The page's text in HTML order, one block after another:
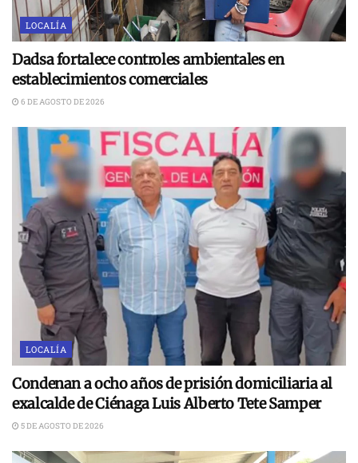
LOCALÍA
Dadsa fortalece controles ambientales en
establecimientos comerciales
6 DE AGOSTO DE 2026
LOCALÍA
Condenan a ocho años de prisión domiciliaria al
exalcalde de Ciénaga Luis Alberto Tete Samper
5 DE AGOSTO DE 2026